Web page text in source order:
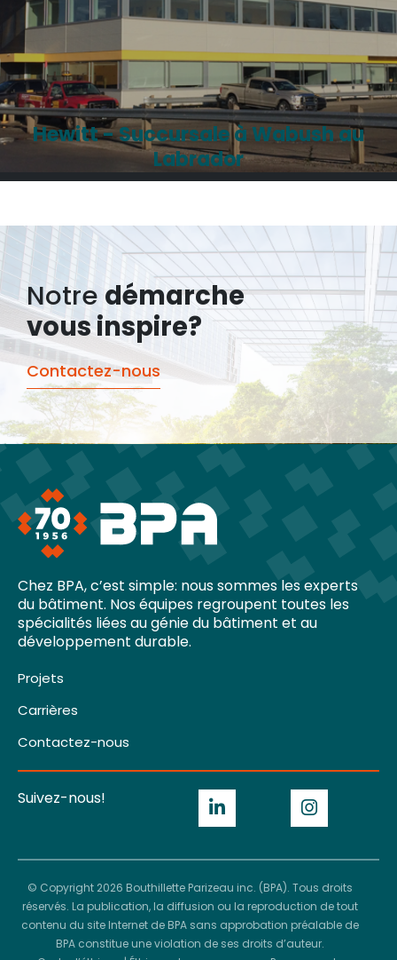
Hewitt - Succursale à Wabush au
Labrador
Notre démarche
vous inspire?
Contactez-nous
Chez BPA, c’est simple: nous sommes les experts
du bâtiment. Nos équipes regroupent toutes les
spécialités liées au génie du bâtiment et au
développement durable.
Projets
Carrières
Contactez-nous
Suivez-nous!
© Copyright 2026 Bouthillette Parizeau inc. (BPA). Tous droits
réservés. La publication, la diffusion ou la reproduction de tout
contenu du site Internet de BPA sans approbation préalable de
BPA constitue une violation de ses droits d’auteur.